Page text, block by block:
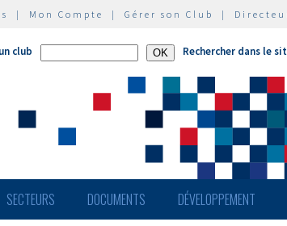
| Mon Compte | Gérer son Club |
club Rechercher dans le
SECTEURS DOCUMENTS DÉVELOPPEMENT